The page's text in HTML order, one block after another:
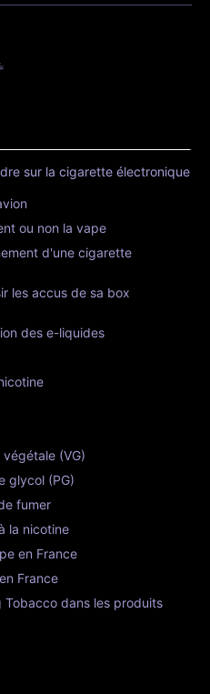
sur la cigarette électronique
ou non la vape
d'une cigarette
les accus de sa box
des e-liquides
(VG)
glycol (PG)
fumer
la nicotine
en France
France
Tobacco dans les produits